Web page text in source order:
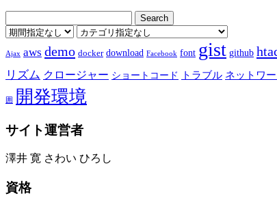
Ajax aws demo docker download Facebook font gist github
リズム クロージャー ショートコード トラブル ネットワ
囲 開発環境
サイト運営者
澤井 寛 さわい ひろし
資格